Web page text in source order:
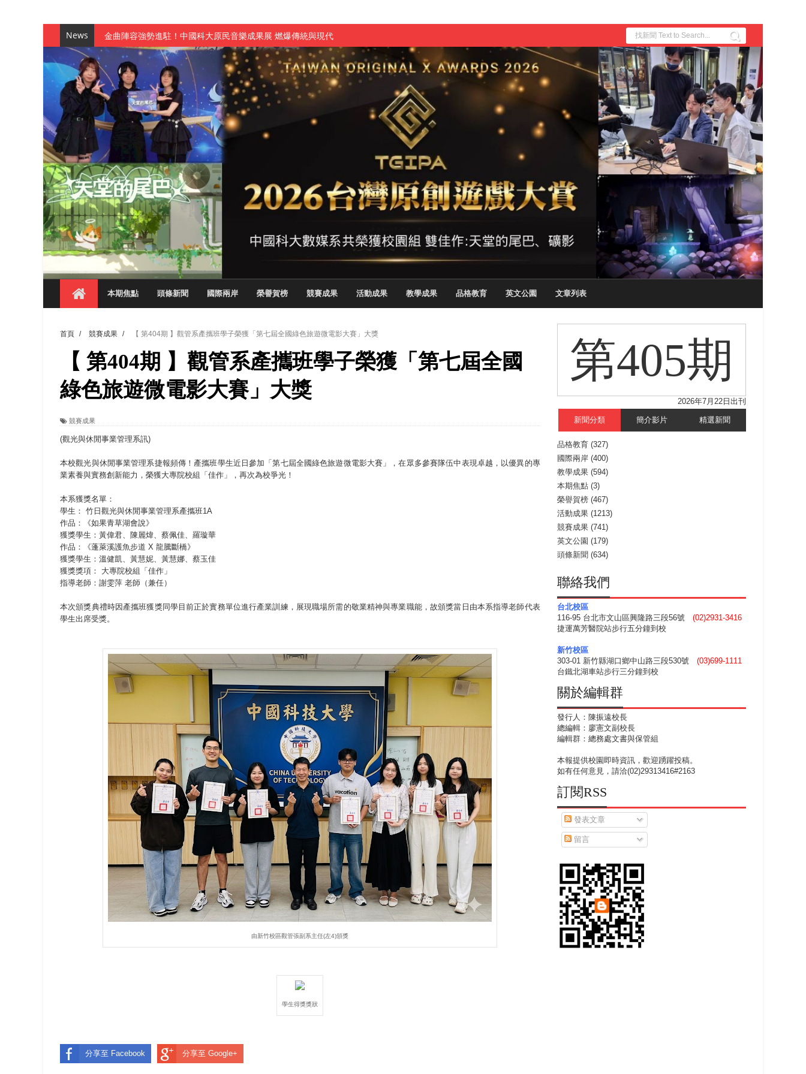
News
金曲陣容強勢進駐！中國科大原民音樂成果展 燃爆傳統與現代
數媒系《天堂的尾巴》、《礦影》勇奪台灣原創遊戲大賞雙佳作
師生攜手磨練一個月！觀管系榮獲天籟盃全國大專廣播詞競賽英文組佳作
一銀彭仁主中國科大開講 解密AI時代的金融轉型與數位正義
通識教育中心主辦「114學年度AI英文自我介紹比賽」成績出爐
數據後的溫度：財金系傑出校友共議「人文素養」 點亮智慧金融時代的跨域新局
森城建設股份有限公司捐贈 嘉惠行管系莘莘學子
產學合作新里程！財金系師生參訪中租控股 探索金融實習優勢
英文公園 315期
【 第404期 】影視系榮獲59屆美國休士頓國際影展最高榮譽白金獎
【 第404期 】你抓得到我嗎？數媒系VR新創遊戲抱回金點新秀獎
【 第404期 】數媒系《光影潛歷史》榮獲全國實務專題競賽第一名
【 第404期 】探索空間設計解方 室設系學子於 2026 TSID 提出具體舊建築再利用提案
【 第404期 】從創意到實踐 數媒系學生於技專校院電腦動畫競賽嶄露頭角
【 第404期 】此夏，向未來！ 中國科大新竹畢典青銀共學、逐夢啟航
領航AI創先例！ 數媒系錄音室獲「杜比全景聲」與「Wwise」雙認證
觀管系展現跨域創新與實作育人成效 AI智慧餐飲管家獲全國第二名
學務處舉辦「董事長『聊』心室」 上官董事長與青年學子溫馨對談 傳遞品格與智慧力量
成人之美成就學生夢想 菁英學程陪伴財金系學生蛻變成金融新星
本期焦點 頭條新聞 國際兩岸 榮譽賀榜 競賽成果 活動成果 教學成果 品格教育 英文公園 文章列表
首頁 / 競賽成果 / 【 第404期 】觀管系產攜班學子榮獲「第七屆全國綠色旅遊微電影大賽」大獎
【 第404期 】觀管系產攜班學子榮獲「第七屆全國
綠色旅遊微電影大賽」大獎
競賽成果
(觀光與休閒事業管理系訊)
本校觀光與休閒事業管理系捷報頻傳！產攜班學生近日參加「第七屆全國綠色旅遊微電影大賽」，在眾多參賽隊伍中表現卓越，以優異的專
業素養與實務創新能力，榮獲大專院校組「佳作」，再次為校爭光！
本系獲獎名單：
學生： 竹日觀光與休閒事業管理系產攜班1A
作品：《如果青草湖會說》
獲獎學生：黃偉君、陳麗煒、蔡佩佳、羅璇華
作品：《蓬萊溪護魚步道 X 龍騰斷橋》
獲獎學生：溫健凱、黃慧妮、黃慧娜、蔡玉佳
獲獎獎項： 大專院校組「佳作」
指導老師：謝雯萍 老師（兼任）
本次頒獎典禮時因產攜班獲獎同學目前正於實務單位進行產業訓練，展現職場所需的敬業精神與專業職能，故頒獎當日由本系指導老師代表
學生出席受獎。
由新竹校區觀管張副系主任(左4)頒獎
學生得獎獎狀
分享至 Facebook 分享至 Google+
第405期
2026年7月22日出刊
新聞分類 簡介影片 精選新聞
品格教育 (327)
國際兩岸 (400)
教學成果 (594)
本期焦點 (3)
榮譽賀榜 (467)
活動成果 (1213)
競賽成果 (741)
英文公園 (179)
頭條新聞 (634)
聯絡我們
台北校區
116-95 台北市文山區興隆路三段56號 (02)2931-3416
捷運萬芳醫院站步行五分鐘到校
新竹校區
303-01 新竹縣湖口鄉中山路三段530號 (03)699-1111
台鐵北湖車站步行三分鐘到校
關於編輯群
發行人：陳振遠校長
總編輯：廖憲文副校長
編輯群：總務處文書與保管組
本報提供校園即時資訊，歡迎踴躍投稿。
如有任何意見，請洽(02)29313416#2163
訂閱RSS
發表文章
留言